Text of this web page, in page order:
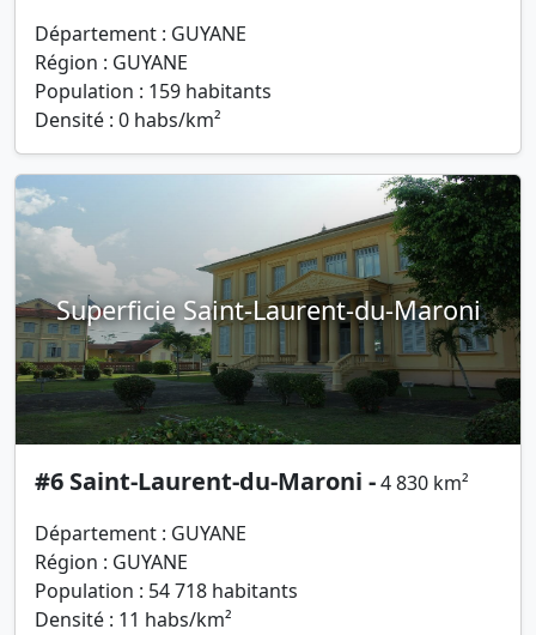
Département : GUYANE
Région : GUYANE
Population : 159 habitants
Densité : 0 habs/km²
Superficie Saint-Laurent-du-Maroni
#6 Saint-Laurent-du-Maroni -4 830 km²
Département : GUYANE
Région : GUYANE
Population : 54 718 habitants
Densité : 11 habs/km²